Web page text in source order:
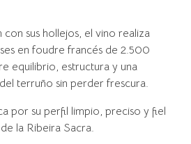
con sus hollejos, el vino realiza
en foudre francés de 2.500
equilibrio, estructura y una
terruño sin perder frescura.
por su perfil limpio, preciso y fiel
la Ribeira Sacra.